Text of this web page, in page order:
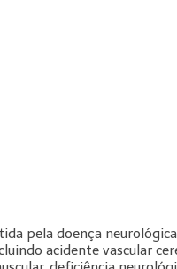
pela doença neurológica
acidente vascular